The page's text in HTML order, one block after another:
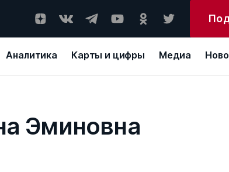
Аналитика Карты и цифры Медиа
Эминовна